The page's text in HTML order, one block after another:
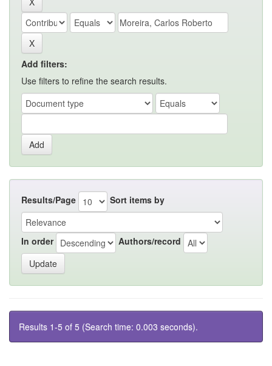
Add filters:
Use filters to refine the search results.
Results/Page Sort items by
In order Authors/record
Results 1-5 of 5 (Search time: 0.003 seconds).